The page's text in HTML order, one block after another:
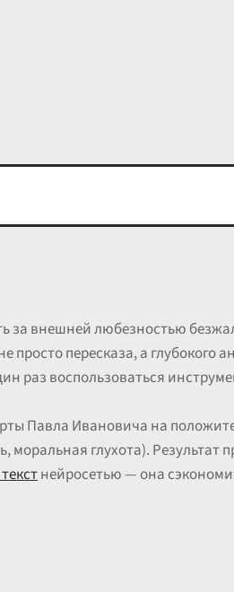
за внешней любезностью
просто пересказа, а глубокого
раз воспользоваться
Павла Ивановича на
глухота). Результат
нейросетью — она